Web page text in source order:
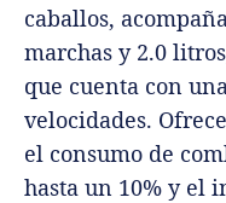
caballos,
marchas y 2.0
que cuenta con
velocidades.
el consumo de
hasta un 10% y el